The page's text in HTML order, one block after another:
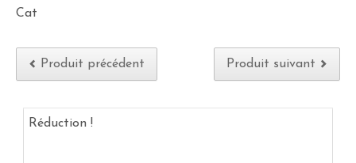
Cat
Produit précédent Produit suivant
Réduction !